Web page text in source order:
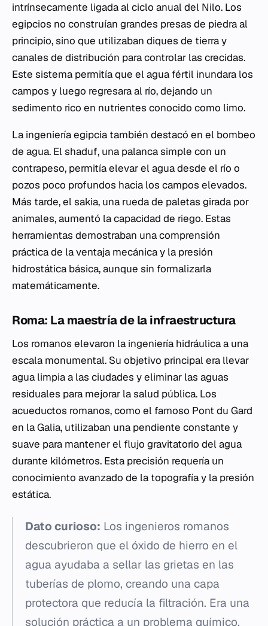
intrínsecamente ligada al ciclo anual del Nilo. Los
egipcios no construían grandes presas de piedra al
principio, sino que utilizaban diques de tierra y
canales de distribución para controlar las crecidas.
Este sistema permitía que el agua fértil inundara los
campos y luego regresara al río, dejando un
sedimento rico en nutrientes conocido como limo.
La ingeniería egipcia también destacó en el bombeo
de agua. Elshaduf, una palanca simple con un
contrapeso, permitía elevar el agua desde el río o
pozos poco profundos hacia los campos elevados.
Más tarde, elsakia, una rueda de paletas girada por
animales, aumentó la capacidad de riego. Estas
herramientas demostraban una comprensión
práctica de la ventaja mecánica y la presión
hidrostática básica, aunque sin formalizarla
matemáticamente.
Roma: La maestría de la infraestructura
Los romanos elevaron la ingeniería hidráulica a una
escala monumental. Su objetivo principal era llevar
agua limpia a las ciudades y eliminar las aguas
residuales para mejorar la salud pública. Los
acueductos romanos, como el famoso Pont du Gard
en la Galia, utilizaban una pendiente constante y
suave para mantener el flujo gravitatorio del agua
durante kilómetros. Esta precisión requería un
conocimiento avanzado de la topografía y la presión
estática.
Dato curioso: Los ingenieros romanos
descubrieron que el óxido de hierro en el
agua ayudaba a sellar las grietas en las
tuberías de plomo, creando una capa
protectora que reducía la filtración. Era una
solución práctica a un problema químico.